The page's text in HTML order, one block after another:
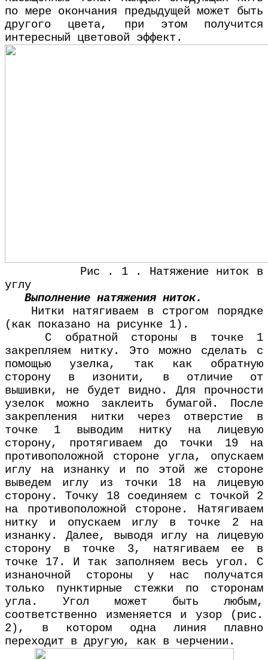
по мере окончания предыдущей может быть
другого цвета, при этом получится
интересный цветовой эффект.
Рис . 1 . Натяжение ниток в
углу
Выполнение натяжения ниток.
Нитки натягиваем в строгом порядке
(как показано на рисунке 1).
С обратной стороны в точке 1
закрепляем нитку. Это можно сделать с
помощью узелка, так как обратную
сторону в изонити, в отличие от
вышивки, не будет видно. Для прочности
узелок можно заклеить бумагой. После
закрепления нитки через отверстие в
точке 1 выводим нитку на лицевую
сторону, протягиваем до точки 19 на
противоположной стороне угла, опускаем
иглу на изнанку и по этой же стороне
выведем иглу из точки 18 на лицевую
сторону. Точку 18 соединяем с точкой 2
на противоположной стороне. Натягиваем
нитку и опускаем иглу в точке 2 на
изнанку. Далее, выводя иглу на лицевую
сторону в точке 3, натягиваем ее в
точке 17. И так заполняем весь угол. С
изнаночной стороны у нас получатся
только пунктирные стежки по сторонам
угла. Угол может быть любым,
соответственно изменяется и узор (рис.
2), в котором одна линия плавно
переходит в другую, как в черчении.